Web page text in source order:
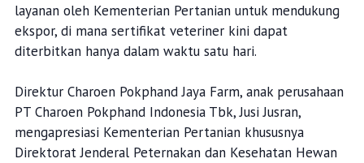
layanan oleh Kementerian Pertanian untuk mendukung
ekspor, di mana sertifikat veteriner kini dapat
diterbitkan hanya dalam waktu satu hari.
Direktur Charoen Pokphand Jaya Farm, anak perusahaan
PT Charoen Pokphand Indonesia Tbk, Jusi Jusran,
mengapresiasi Kementerian Pertanian khususnya
Direktorat Jenderal Peternakan dan Kesehatan Hewan